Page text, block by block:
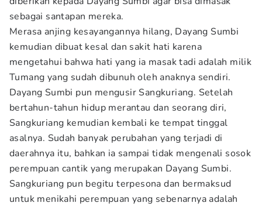
sebagai santapan mereka.
Merasa anjing kesayangannya hilang, Dayang Sumbi
kemudian dibuat kesal dan sakit hati karena
mengetahui bahwa hati yang ia masak tadi adalah milik
Tumang yang sudah dibunuh oleh anaknya sendiri.
Dayang Sumbi pun mengusir Sangkuriang. Setelah
bertahun-tahun hidup merantau dan seorang diri,
Sangkuriang kemudian kembali ke tempat tinggal
asalnya. Sudah banyak perubahan yang terjadi di
daerahnya itu, bahkan ia sampai tidak mengenali sosok
perempuan cantik yang merupakan Dayang Sumbi.
Sangkuriang pun begitu terpesona dan bermaksud
untuk menikahi perempuan yang sebenarnya adalah